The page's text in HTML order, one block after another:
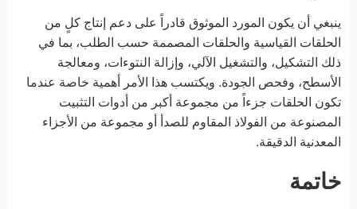
ينبغي أن يكون المورد الموثوق قادراً على دعم إنتاج كلٍ من
الحلقات القياسية والحلقات المصممة حسب الطلب، بما في
ذلك التشكيل، والتشغيل الآلي، وإزالة النتوءات، ومعالجة
الأسطح، وفحص الجودة. ويكتسب هذا الأمر أهمية خاصة عندما
تكون الحلقات جزءاً من مجموعة أكبر من أدوات التثبيت
المصنوعة من الفولاذ المقاوم للصدأ أو مجموعة من الأجزاء
المعدنية الدقيقة.
خاتمة